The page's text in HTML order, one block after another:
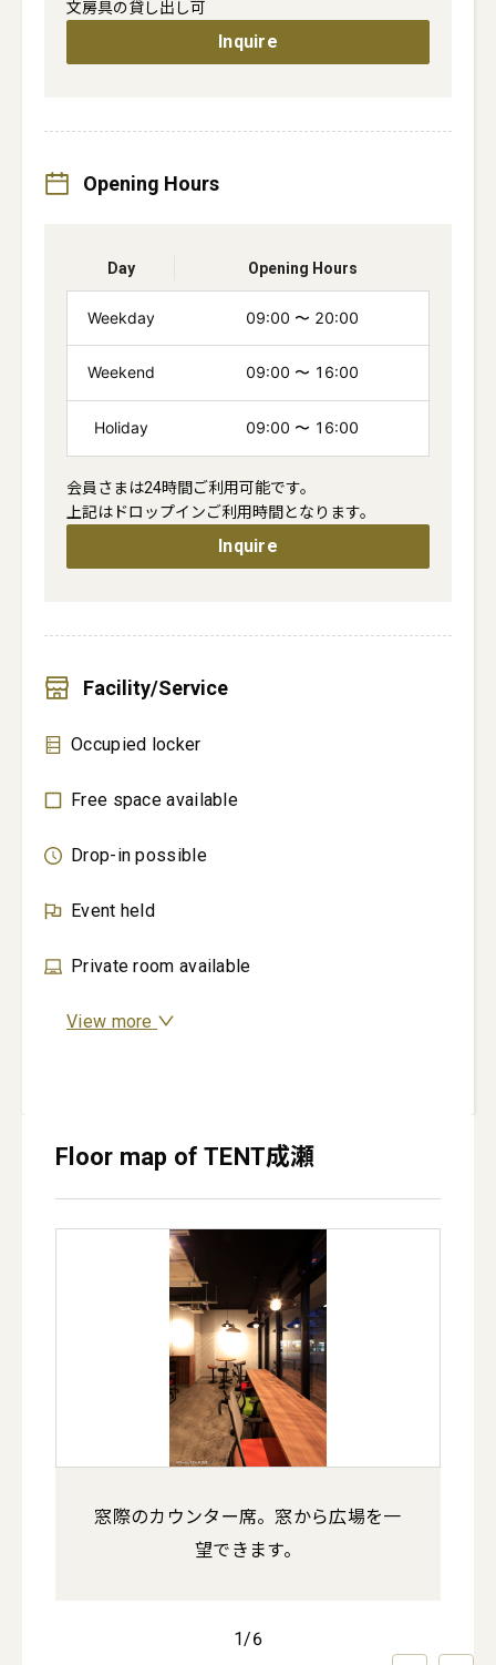
Inquire
Opening Hours
Day Opening Hours
Weekday 09:00 〜 20:00
Weekend 09:00 〜 16:00
Holiday 09:00 〜 16:00
会員さまは24時間ご利用可能です。
上記はドロップインご利用時間となります。
Inquire
Facility/Service
Occupied locker
Free space available
Drop-in possible
Event held
Private room available
View more
Floor map of TENT成瀬
窓際のカウンター席。窓から広場を一
望できます。
1/6